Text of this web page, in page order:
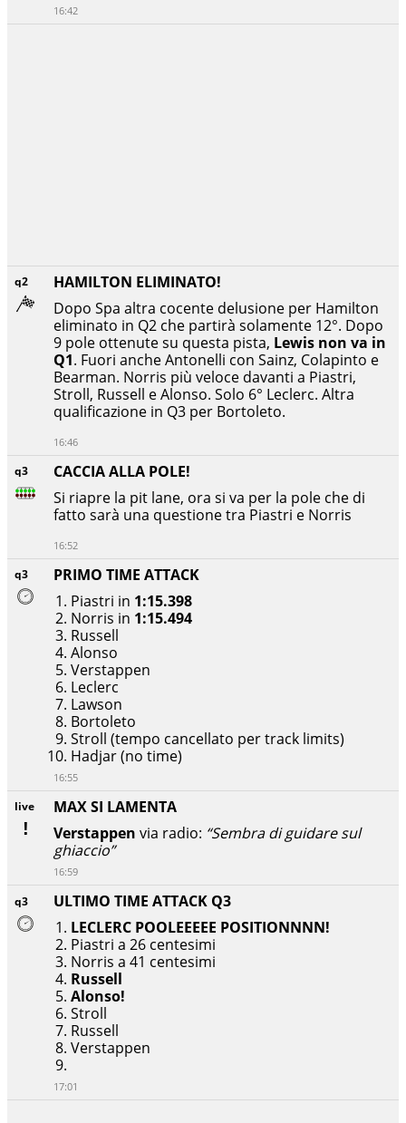
q3
ULTIMO TIME ATTACK Q3
LECLERC POOLEEEEE POSITIONNNN!
Piastri a 26 centesimi
Norris a 41 centesimi
Russell
Alonso!
Stroll
Russell
Verstappen
17:01
live
MAX SI LAMENTA
Verstappen via radio: “Sembra di guidare sul
ghiaccio”
16:59
q3
PRIMO TIME ATTACK
Piastri in 1:15.398
Norris in 1:15.494
Russell
Alonso
Verstappen
Leclerc
Lawson
Bortoleto
Stroll (tempo cancellato per track limits)
Hadjar (no time)
16:55
q3
CACCIA ALLA POLE!
Si riapre la pit lane, ora si va per la pole che di
fatto sarà una questione tra Piastri e Norris
16:52
q2
HAMILTON ELIMINATO!
Dopo Spa altra cocente delusione per Hamilton
eliminato in Q2 che partirà solamente 12°. Dopo
9 pole ottenute su questa pista, Lewis non va in
Q1. Fuori anche Antonelli con Sainz, Colapinto e
Bearman. Norris più veloce davanti a Piastri,
Stroll, Russell e Alonso. Solo 6° Leclerc. Altra
qualificazione in Q3 per Bortoleto.
16:46
16:42